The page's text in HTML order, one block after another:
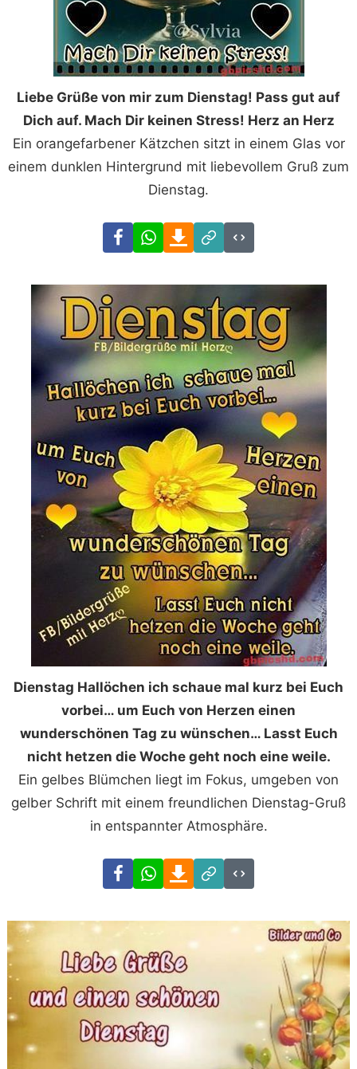
Liebe Grüße von mir zum Dienstag! Pass gut auf
Dich auf. Mach Dir keinen Stress! Herz an Herz
Ein orangefarbener Kätzchen sitzt in einem Glas vor
einem dunklen Hintergrund mit liebevollem Gruß zum
Dienstag.
FacebookWhatsAppDownload
Link
Code
Dienstag Hallöchen ich schaue mal kurz bei Euch
vorbei… um Euch von Herzen einen
wunderschönen Tag zu wünschen… Lasst Euch
nicht hetzen die Woche geht noch eine weile.
Ein gelbes Blümchen liegt im Fokus, umgeben von
gelber Schrift mit einem freundlichen Dienstag-Gruß
in entspannter Atmosphäre.
FacebookWhatsAppDownload
Link
Code